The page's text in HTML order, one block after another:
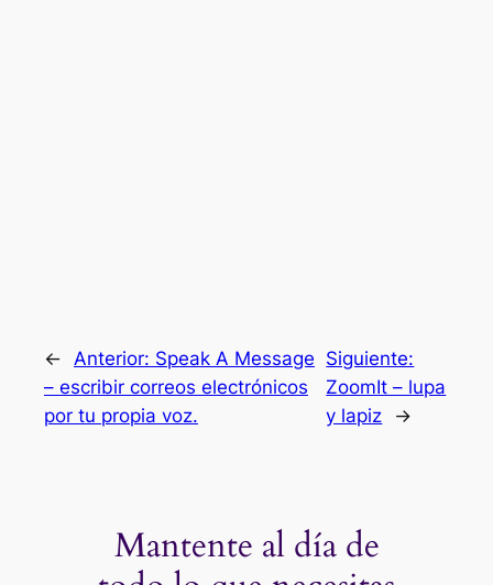
← Anterior: Speak A Message
– escribir correos electrónicos
por tu propia voz.
Siguiente:
ZoomIt – lupa
y lapiz
→
Mantente al día de